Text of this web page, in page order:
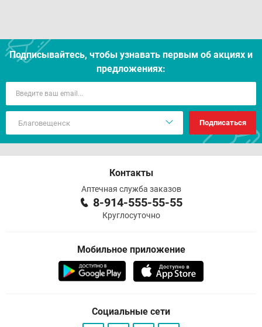
Подписывайтесь, чтобы узнавать первым об акцияx и
предложениях:
Подписаться
Контакты
Аптечная служба заказов
8-914-555-55-55
Круглосуточно
Мобильное приложение
Социальные сети